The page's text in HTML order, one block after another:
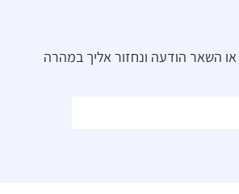
או השאר הודעה ונחזור אליך במהרה​